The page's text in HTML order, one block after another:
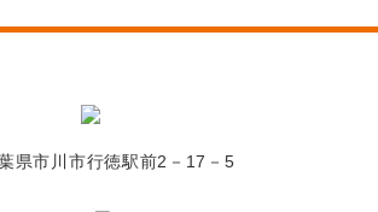
県市川市行徳駅前2－17－5